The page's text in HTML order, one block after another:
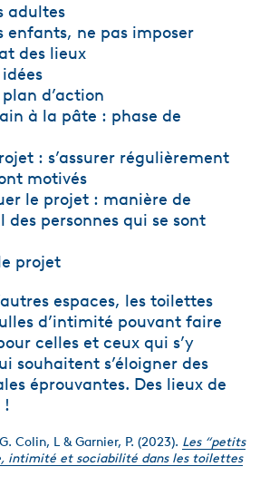
ne pas imposer
des lieux
d’action
à la pâte : phase de
: s’assurer régulièrement
motivés
le projet : manière de
personnes qui se sont
projet
espaces, les toilettes
d’intimité pouvant faire
celles et ceux qui s’y
souhaitent s’éloigner des
éprouvantes. Des lieux de
!
Colin, L & Garnier, P. (2023). Les “petits
intimité et sociabilité dans les toilettes